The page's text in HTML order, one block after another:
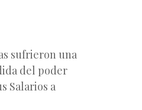
sufrieron una
del poder
Salarios a